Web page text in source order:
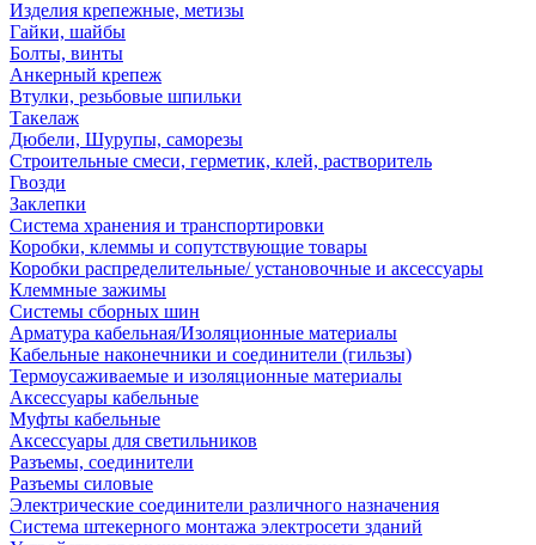
Изделия крепежные, метизы
Гайки, шайбы
Болты, винты
Анкерный крепеж
Втулки, резьбовые шпильки
Такелаж
Дюбели, Шурупы, саморезы
Строительные смеси, герметик, клей, растворитель
Гвозди
Заклепки
Система хранения и транспортировки
Коробки, клеммы и сопутствующие товары
Коробки распределительные/ установочные и аксессуары
Клеммные зажимы
Системы сборных шин
Арматура кабельная/Изоляционные материалы
Кабельные наконечники и соединители (гильзы)
Термоусаживаемые и изоляционные материалы
Аксессуары кабельные
Муфты кабельные
Аксессуары для светильников
Разъемы, соединители
Разъемы силовые
Электрические соединители различного назначения
Система штекерного монтажа электросети зданий